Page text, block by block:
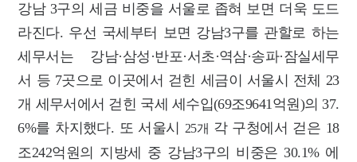
강남 3구의 세금 비중을 서울로 좁혀 보면 더욱 도드
라진다. 우선 국세부터 보면 강남3구를 관할로 하는
세무서는 강남·삼성·반포·서초·역삼·송파·잠실세무
서 등 7곳으로 이곳에서 걷힌 세금이 서울시 전체 23
개 세무서에서 걷힌 국세 세수입(69조9641억원)의 37.
6%를 차지했다. 또 서울시 25개 각 구청에서 걷은 18
조242억원의 지방세 중 강남3구의 비중은 30.1% 에